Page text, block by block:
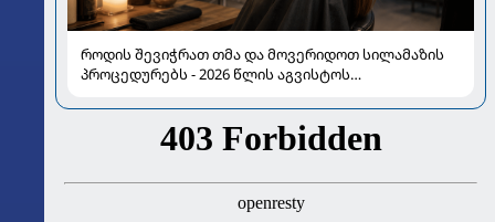
როდის შევიჭრათ თმა და მოვერიდოთ სილამაზის
პროცედურებს - 2026 წლის აგვისტოს